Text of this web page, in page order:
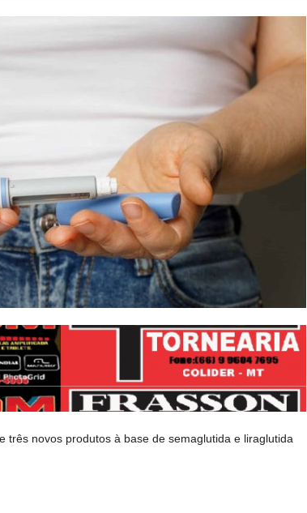
três novos produtos à base de semaglutida e liraglutida